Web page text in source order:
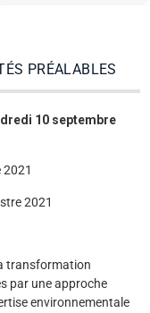
PRÉALABLES
10 septembre
2021
transformation
par une approche
environnementale